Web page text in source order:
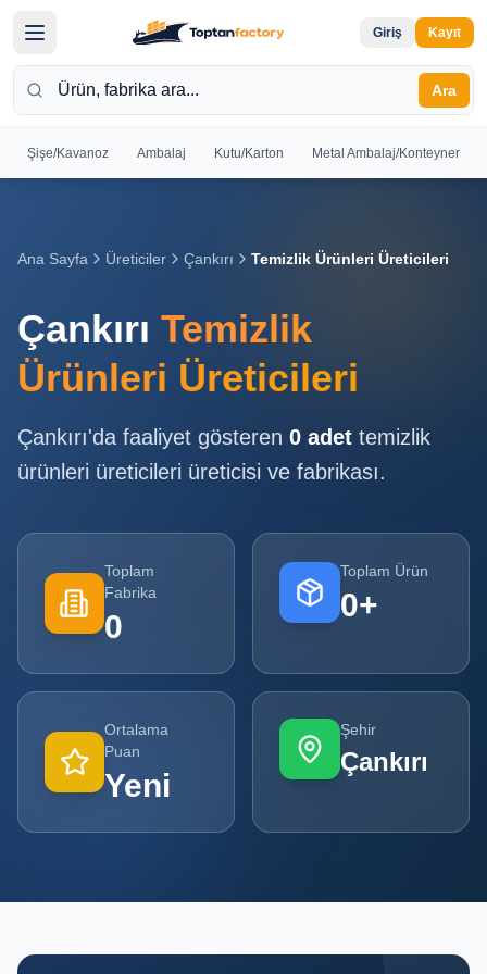
Giriş Kayıt
Ara
Şişe/Kavanoz Ambalaj Kutu/Karton Metal Ambalaj/Konteyner
Giriş yapın
Giriş
Yap
Ol
Sayfa
Tüm
Ürünler
Kampanyalar
POPÜLER
KATEGORILER
Ana Sayfa Üreticiler Çankırı Temizlik Ürünleri Üreticileri
Çankırı Temizlik
Ürünleri Üreticileri
Çankırı'da faaliyet gösteren 0 adet temizlik
ürünleri üreticileri üreticisi ve fabrikası.
Toplam
Fabrika
0
Toplam Ürün
0+
Ortalama
Puan
Yeni
Şehir
Çankırı